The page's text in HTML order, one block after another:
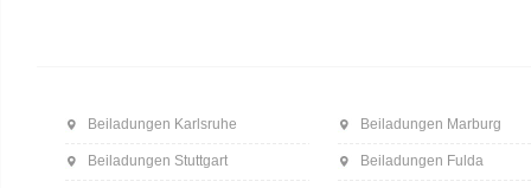
Beiladungen Karlsruhe
Beiladungen Stuttgart
Beiladungen Marburg
Beiladungen Fulda